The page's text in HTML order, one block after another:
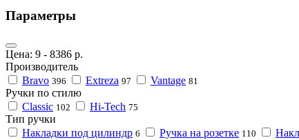
Параметры
Цена: 9 - 8386 р.
Производитель
Bravo 396 Extreza 97 Vantage 81
Ручки по стилю
Classic 102 Hi-Tech 75
Тип ручки
Накладки под цилиндр 6 Ручка на розетке 110